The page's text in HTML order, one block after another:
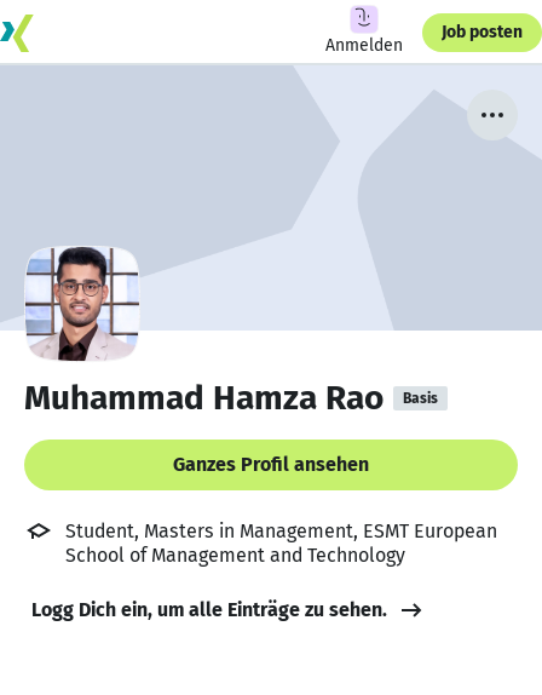
Anmelden
Job posten
Muhammad Hamza Rao Basis
Ganzes Profil ansehen
Student, Masters in Management, ESMT European
School of Management and Technology
Logg Dich ein, um alle Einträge zu sehen.